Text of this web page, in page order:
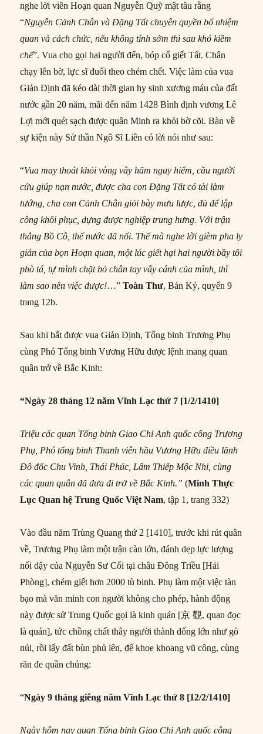
nghe lời viên Hoạn quan Nguyễn Quỹ mật tâu rằng
“Nguyễn Cảnh Chân và Ðặng Tất chuyên quyền bổ nhiệm
quan và cách chức, nếu không tính sớm thì sau khó kiềm
chế”. Vua cho gọi hai người đến, bóp cổ giết Tất. Chân
chạy lên bờ, lực sĩ đuổi theo chém chết. Việc làm của vua
Giản Ðịnh đã kéo dài thời gian hy sinh xương máu của đất
nước gần 20 năm, mãi đến năm 1428 Bình định vương Lê
Lợi mới quét sạch được quân Minh ra khỏi bờ cõi. Bàn về
sự kiện này Sử thần Ngô Sĩ Liên có lời nói như sau:
“Vua may thoát khỏi vòng vây hãm nguy hiểm, cầu người
cứu giúp nạn nước, được cha con Ðặng Tất có tài làm
tướng, cha con Cảnh Chân giỏi bày mưu lược, đủ để lập
công khôi phục, dựng được nghiệp trung hưng. Với trận
thắng Bồ Cô, thế nước đã nổi. Thế mà nghe lời gièm pha ly
gián của bọn Hoạn quan, một lúc giết hại hai người bầy tôi
phò tá, tự mình chặt bỏ chân tay vây cánh của mình, thì
làm sao nên việc được!…”Toàn Thư, Bản Kỷ, quyển 9
trang 12b.
Sau khi bắt được vua Giản Ðịnh, Tổng binh Trương Phụ
cùng Phó Tổng binh Vương Hữu được lệnh mang quan
quân trở về Bắc Kinh:
“Ngày 28 tháng 12 năm Vĩnh Lạc thứ 7 [1/2/1410]
Triệu các quan Tổng binh Giao Chỉ Anh quốc công Trương
Phụ, Phó tổng binh Thanh viễn hầu Vương Hữu điều lãnh
Đô đốc Chu Vinh, Thái Phúc, Lâm Thiếp Mộc Nhi, cùng
các quanquân đã đưa đi trởvề Bắc Kinh.” (Minh Thực
Lục Quan hệ Trung Quốc Việt Nam, tập 1, trang 332)
Vào đầu năm Trùng Quang thứ 2 [1410], trước khi rút quân
về, Trương Phụ làm một trận càn lớn, đánh dẹp lực lượng
nổi dậy của Nguyễn Sư Cối tại châu Ðông Triều [Hải
Phòng], chém giết hơn 2000 tù binh. Phụ làm một việc tàn
bạo mà văn minh con người không cho phép, hành động
này được sử Trung Quốc gọi là kinh quán [京 觀, quan đọc
là quán], tức chồng chất thây người thành đống lớn như gò
núi, rồi lấy đất bùn phủ lên, để khoe khoang vũ công, cùng
răn đe quần chúng:
“Ngày 9 tháng giêng năm Vĩnh Lạc thứ 8 [12/2/1410]
Ngày hôm nay quan Tổng binh Giao Chỉ Anh quốc công